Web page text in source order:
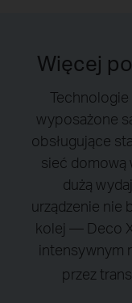
Więcej
Technologie
wyposażone
obsługujące
sieć domową
dużą
urządzenie nie
kolej — Deco
intensywnym
przez